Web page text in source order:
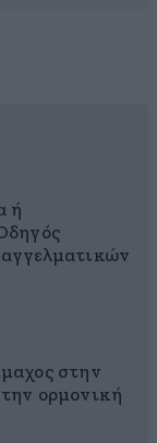
ή
στην
ορμονική